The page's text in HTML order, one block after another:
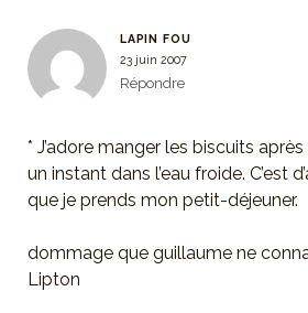
LAPIN FOU
23 juin 2007
Répondre
* J’adore manger les biscuits
un instant dans l’eau froide. C’est
que je prends mon petit-déjeuner.
dommage que guillaume ne
Lipton